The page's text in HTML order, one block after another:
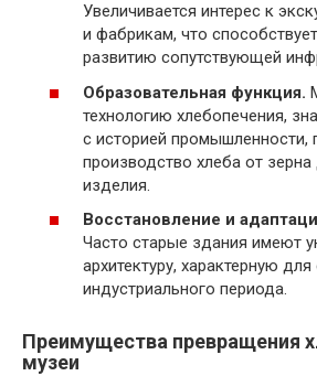
Увеличивается интерес к
и фабрикам, что
развитию сопутствующей
Образовательная функция.
технологию хлебопечения,
с историей промышленности,
производство хлеба от зерна
изделия.
Восстановление и
Часто старые здания имеют
архитектуру, характерную для
индустриального периода.
Преимущества превращения
музеи